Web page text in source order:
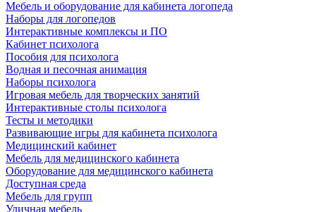
Мебель и оборудование для кабинета логопеда
Наборы для логопедов
Интерактивные комплексы и ПО
Кабинет психолога
Пособия для психолога
Водная и песочная анимация
Наборы психолога
Игровая мебель для творческих занятий
Интерактивные столы психолога
Тесты и методики
Развивающие игры для кабинета психолога
Медицинский кабинет
Мебель для медицинского кабинета
Оборудование для медицинского кабинета
Доступная среда
Мебель для групп
Уличная мебель